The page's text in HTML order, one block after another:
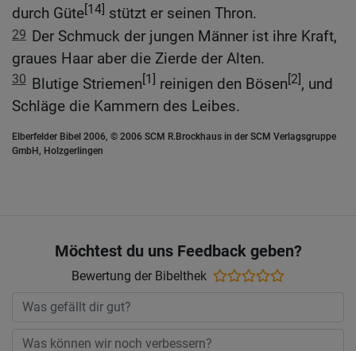
durch Güte[14] stützt er seinen Thron.
29 Der Schmuck der jungen Männer ist ihre Kraft,
graues Haar aber die Zierde der Alten.
30 Blutige Striemen[1] reinigen den Bösen[2], und
Schläge die Kammern des Leibes.
Elberfelder Bibel 2006, © 2006 SCM R.Brockhaus in der SCM Verlagsgruppe
GmbH, Holzgerlingen
Möchtest du uns Feedback geben?
Bewertung der Bibelthek